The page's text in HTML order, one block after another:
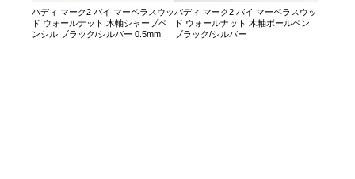
バディ マーク2 バイ マーベラスウッ
ド ウォールナット 木軸シャープペ
ンシル ブラック/シルバー 0.5mm
バディ マーク2 バイ マーベラスウッ
ド ウォールナット 木軸ボールペン
ブラック/シルバー